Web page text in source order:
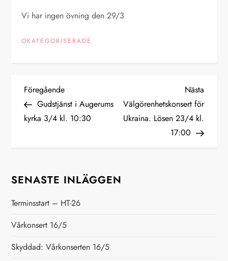
Vi har ingen övning den 29/3
OKATEGORISERADE
I
n
g
g
s
Föregående
inlägg
Föregående
Gudstjänst i Augerums
kyrka 3/4 kl. 10:30
Nästa
inlägg
Nästa
Välgörenhetskonsert för
Ukraina. Lösen 23/4 kl.
17:00
SENASTE INLÄGGEN
Terminsstart – HT-26
Vårkonsert 16/5
Skyddad: Vårkonserten 16/5